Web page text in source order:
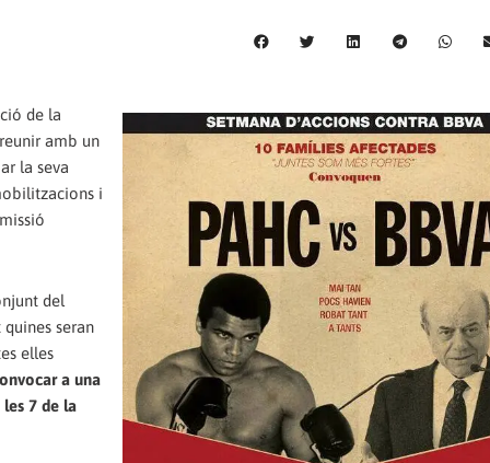
de la
amb un
la seva
i
del
seran
elles
a una
7 de la